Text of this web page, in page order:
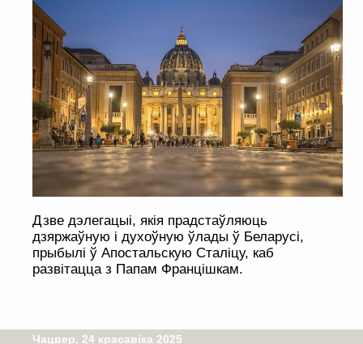
Дзве дэлегацыі, якія прадстаўляюць
дзяржаўную і духоўную ўлады ў Беларусі,
прыбылі ў Апостальскую Сталіцу, каб
развітацца з Папам Францішкам.
Чацвер, 24 красавіка 2025